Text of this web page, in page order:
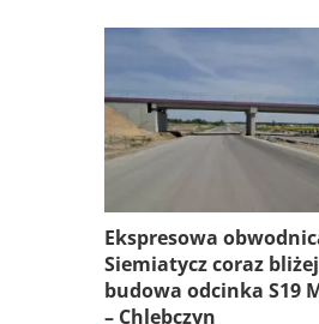
Ekspresowa
Siemiatycz coraz
budowa odcinka S19
– Chlebczyn